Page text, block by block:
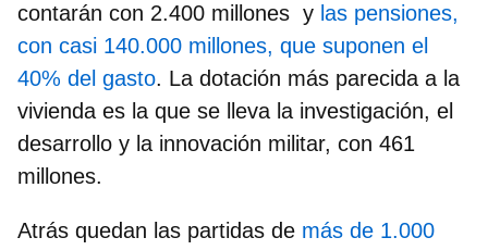
contarán con 2.400 millones y las pensiones,
con casi 140.000 millones, que suponen el
40% del gasto. La dotación más parecida a la
vivienda es la que se lleva la investigación, el
desarrollo y la innovación militar, con 461
millones.
Atrás quedan las partidas de más de 1.000